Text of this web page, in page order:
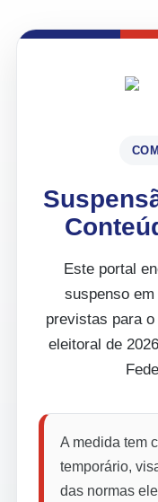
Este portal
suspenso
previstas para
eleitoral de
A medida tem
temporário,
das normas